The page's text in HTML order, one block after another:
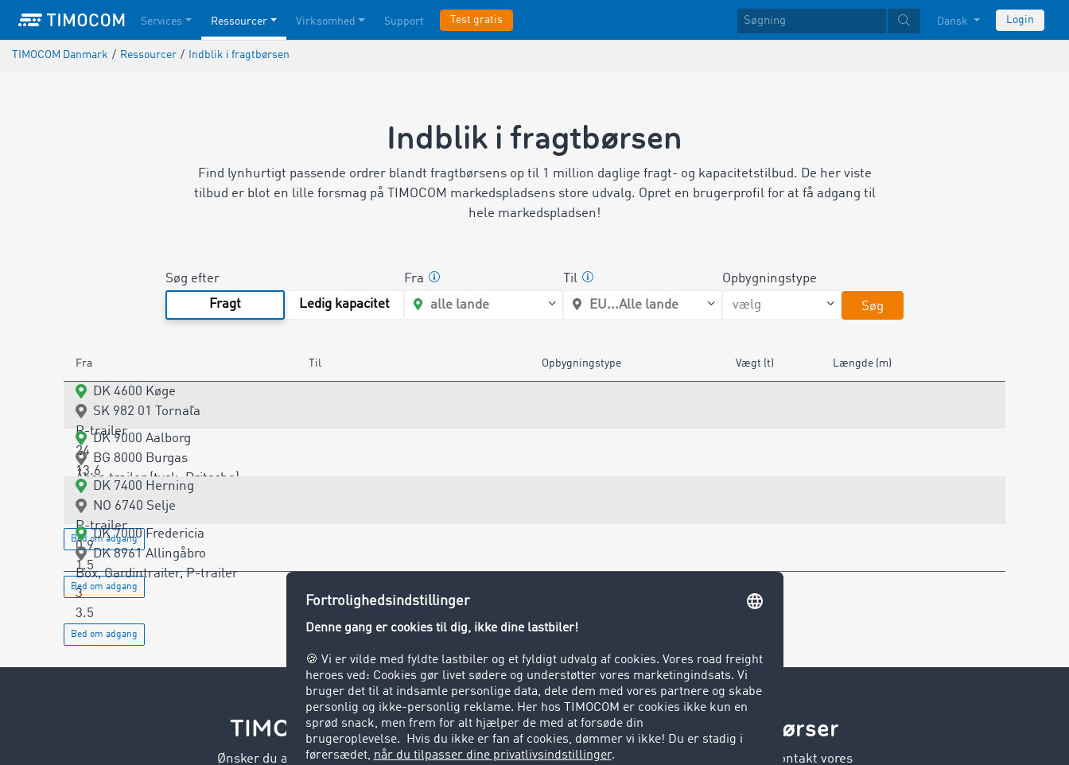
Services Ressourcer Virksomhed Support Test gratis Dansk Login
TIMOCOM Danmark / Ressourcer / Indblik i fragtbørsen
Indblik i fragtbørsen
Find lynhurtigt passende ordrer blandt fragtbørsens op til 1 million daglige fragt- og kapacitetstilbud. De her viste
tilbud er blot en lille forsmag på TIMOCOM markedspladsens store udvalg. Opret en brugerprofil for at få adgang til
hele markedspladsen!
Søg efter
Fragt
Ledig kapacitet
Fra Til Opbygningstype
Søg
Fra Til Opbygningstype Vægt (t) Længde (m)
DK 4600 Køge
SK 982 01 Tornaľa
P-trailer
24
13.6
Bed om adgang
DK 9000 Aalborg
BG 8000 Burgas
Åben trailer (tysk: Pritsche)
24
13.6
Bed om adgang
DK 7400 Herning
NO 6740 Selje
P-trailer
0.9
1.5
Bed om adgang
DK 7000 Fredericia
DK 8961 Allingåbro
Box, Gardintrailer, P-trailer
3
3.5
Bed om adgang
TIMOCOM: En af Europas største og førende fragtbørser
Ønsker du at modtage passende tilbud fra TIMOCOM fragtbørsen med jævne mellemrum? Så kontakt vores